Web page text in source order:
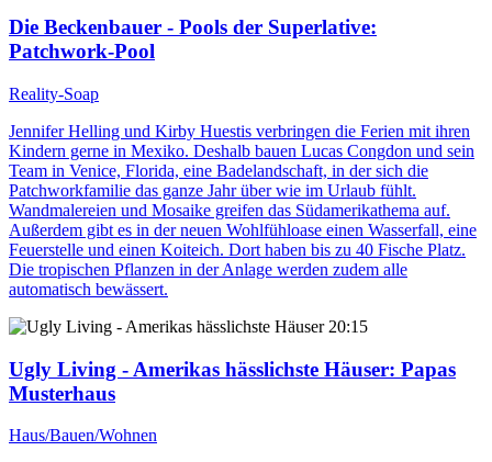
Die Beckenbauer - Pools der Superlative:
Patchwork-Pool
Reality-Soap
Jennifer Helling und Kirby Huestis verbringen die Ferien mit ihren
Kindern gerne in Mexiko. Deshalb bauen Lucas Congdon und sein
Team in Venice, Florida, eine Badelandschaft, in der sich die
Patchworkfamilie das ganze Jahr über wie im Urlaub fühlt.
Wandmalereien und Mosaike greifen das Südamerikathema auf.
Außerdem gibt es in der neuen Wohlfühloase einen Wasserfall, eine
Feuerstelle und einen Koiteich. Dort haben bis zu 40 Fische Platz.
Die tropischen Pflanzen in der Anlage werden zudem alle
automatisch bewässert.
20:15
Ugly Living - Amerikas hässlichste Häuser: Papas
Musterhaus
Haus/Bauen/Wohnen